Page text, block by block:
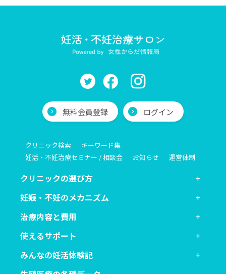
無料会員登録 ログイン
クリニック検索
キーワード集
妊活・不妊治療セミナー / 相談会
お知らせ 運営体制
クリニックの選び方
妊娠・不妊のメカニズム
治療内容と費用
使えるサポート
みんなの妊活体験記